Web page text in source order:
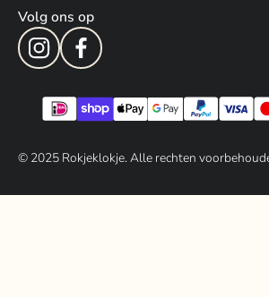
Volg ons op
© 2025Rokjeklokje. Alle rechten